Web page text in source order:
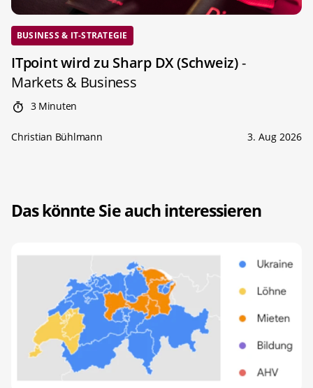
BUSINESS & IT-STRATEGIE
ITpoint wird zu Sharp DX (Schweiz)-
Markets & Business
3 Minuten
Christian Bühlmann 3. Aug 2026
Das könnte Sie auch interessieren